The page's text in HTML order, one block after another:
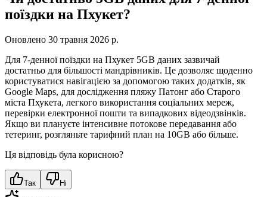
поїздки на Пхукет?
Оновлено 30 травня 2026 р.
Для 7-денної поїздки на Пхукет 5GB даних зазвичай
достатньо для більшості мандрівників. Це дозволяє щоденно
користуватися навігацією за допомогою таких додатків, як
Google Maps, для дослідження пляжу Патонг або Старого
міста Пхукета, легкого використання соціальних мереж,
перевірки електронної пошти та випадкових відеодзвінків.
Якщо ви плануєте інтенсивне потокове передавання або
тетеринг, розгляньте тарифний план на 10GB або більше.
Ця відповідь була корисною?
Так Ні